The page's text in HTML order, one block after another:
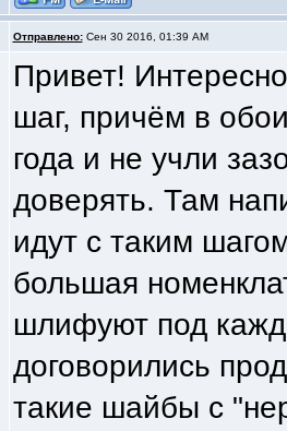
Отправлено:Сен 30 2016, 01:39 AM
Привет!
шаг, причём в
года и не учли
доверять. Там
идут с таким
большая
шлифуют под
договорились
такие шайбы с